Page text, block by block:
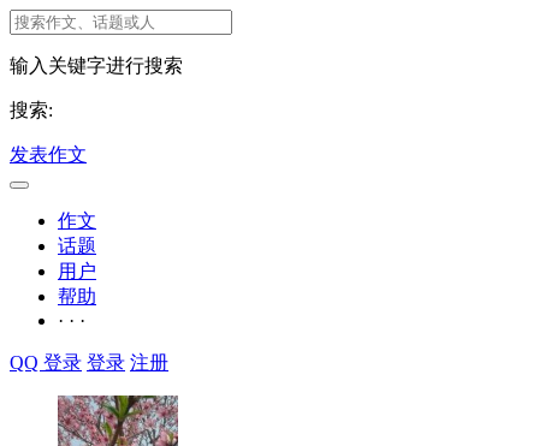
输入关键字进行搜索
搜索:
发表作文
作文
话题
用户
帮助
· · ·
QQ 登录 登录 注册